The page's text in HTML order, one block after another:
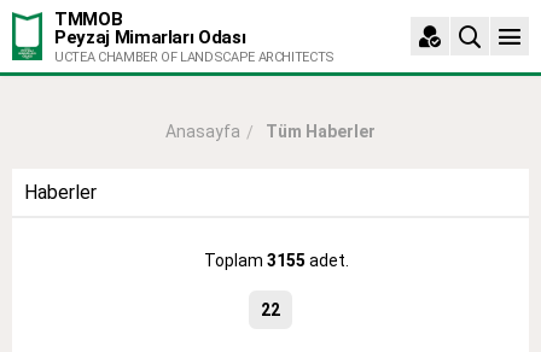
TMMOB
Peyzaj Mimarları Odası
UCTEA CHAMBER OF LANDSCAPE ARCHITECTS
Anasayfa Tüm Haberler
Haberler
Toplam 3155 adet.
22